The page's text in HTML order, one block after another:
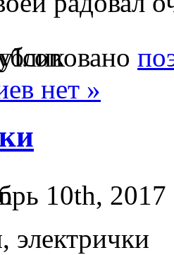
нет »
10th,
электрички